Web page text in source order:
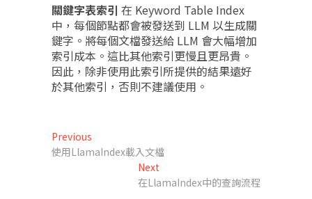
關鍵字表索引 在 Keyword Table Index
中，每個節點都會被發送到 LLM 以生成關
鍵字。將每個文檔發送給 LLM 會大幅增加
索引成本。這比其他索引更慢且更昂貴。
因此，除非使用此索引所提供的結果遠好
於其他索引，否則不建議使用。
文
章
Previous
post:
使用LlamaIndex載入文檔
Next
post:
在LlamaIndex中的查詢流程